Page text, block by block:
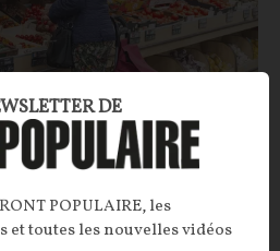
fait son beurre sur le
sénatorial, la grande
40 % de la valeur
DE
POPULAIRE, les
toutes les nouvelles vidéos